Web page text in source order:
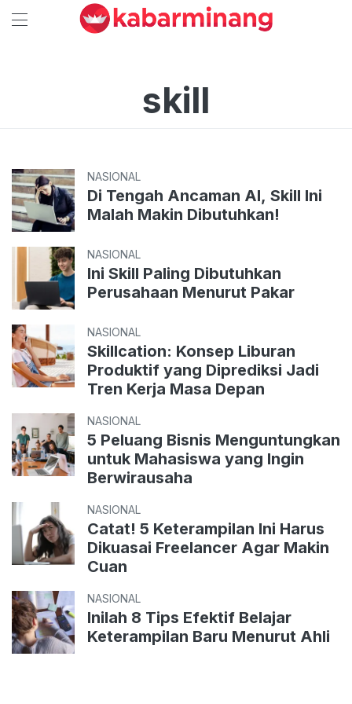
skill
NASIONAL
Di Tengah Ancaman AI, Skill Ini
Malah Makin Dibutuhkan!
NASIONAL
Ini Skill Paling Dibutuhkan
Perusahaan Menurut Pakar
NASIONAL
Skillcation: Konsep Liburan
Produktif yang Diprediksi Jadi
Tren Kerja Masa Depan
NASIONAL
5 Peluang Bisnis Menguntungkan
untuk Mahasiswa yang Ingin
Berwirausaha
NASIONAL
Catat! 5 Keterampilan Ini Harus
Dikuasai Freelancer Agar Makin
Cuan
NASIONAL
Inilah 8 Tips Efektif Belajar
Keterampilan Baru Menurut Ahli